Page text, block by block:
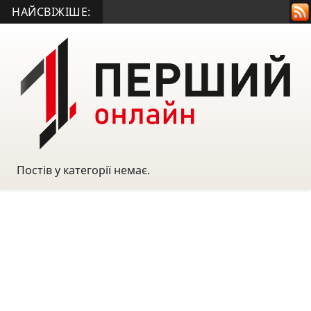
НАЙСВІЖІШЕ:
Постів у категорії немає.